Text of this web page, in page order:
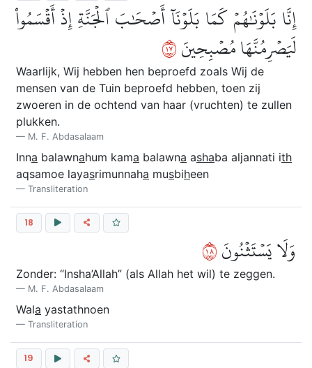
إِنَّا بَلَوۡنَٰهُمۡ كَمَا بَلَوۡنَآ أَصۡحَٰبَ ٱلۡجَنَّةِ إِذۡ أَقۡسَمُواْ
لَيَصۡرِمُنَّهَا مُصۡبِحِينَ٧١
Waarlijk, Wij hebben hen beproefd zoals Wij de
mensen van de Tuin beproefd hebben, toen zij
zwoeren in de ochtend van haar (vruchten) te zullen
plukken.
M. F. Abdasalaam
Inna balawnahum kama balawna ashaba aljannati ith
aqsamoe layasrimunnaha musbiheen
Transliteration
18
وَلَا يَسۡتَثۡنُونَ٨١
Zonder: “Insha’Allah” (als Allah het wil) te zeggen.
M. F. Abdasalaam
Wala yastathnoen
Transliteration
19